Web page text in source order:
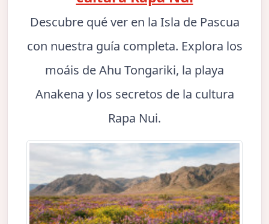
Descubre qué ver en la Isla de Pascua
con nuestra guía completa. Explora los
moáis de Ahu Tongariki, la playa
Anakena y los secretos de la cultura
Rapa Nui.